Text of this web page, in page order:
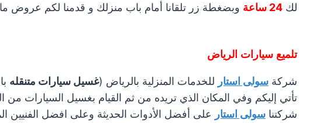
لك24 ساعة وبضغطة زر تلقانا أمام باب منزلك و قدمنا لكم عروض
تلميع سيارات الرياض
شركةسولى استار للخدمات المنزلية بالرياض (غسيل سيارات متنقله
تأتي إليكم وفي المكان الذي تريده من ثم القيام بغسيل السيارات من
شركتناسولى استار على أفضل الأدوات الحديثة وعلى افضل